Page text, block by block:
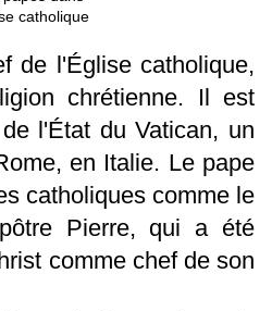
catholique
de l'Église catholique,
chrétienne. Il est
l'État du Vatican, un
en Italie. Le pape
catholiques comme le
Pierre, qui a été
comme chef de son